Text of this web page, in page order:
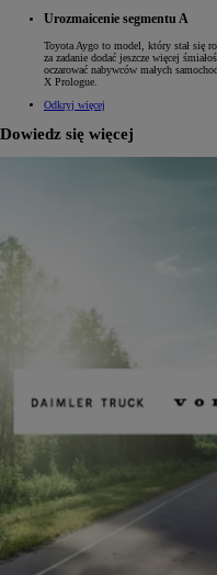
Urozmaicenie segmentu A
Toyota Aygo to model, który stał się
za zadanie dodać jeszcze więcej
oczarować nabywców małych
X Prologue.
Odkryj więcej
Dowiedz się więcej